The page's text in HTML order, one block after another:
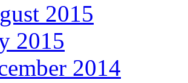
2015
2015
2014